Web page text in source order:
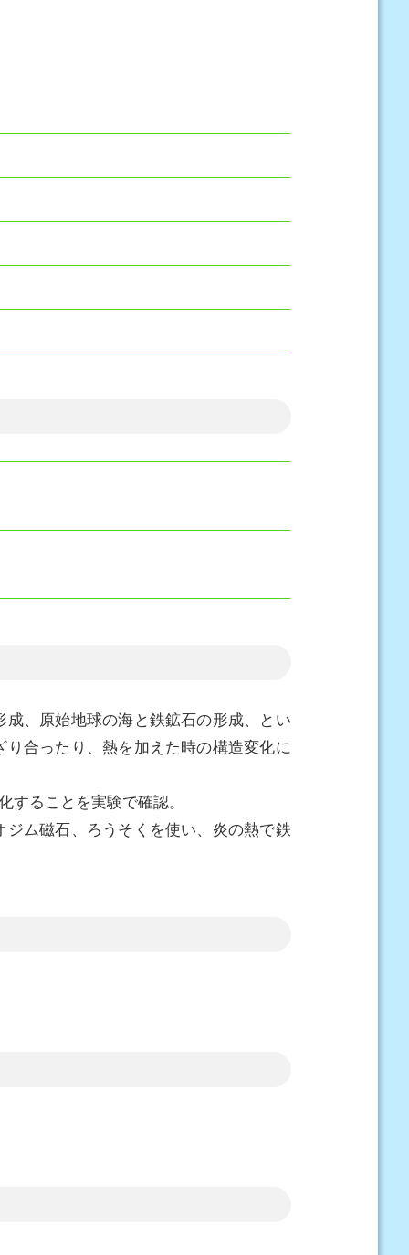
、原始地球の海と鉄鉱石の形成、とい
合ったり、熱を加えた時の構造変化に
することを実験で確認。
ム磁石、ろうそくを使い、炎の熱で鉄